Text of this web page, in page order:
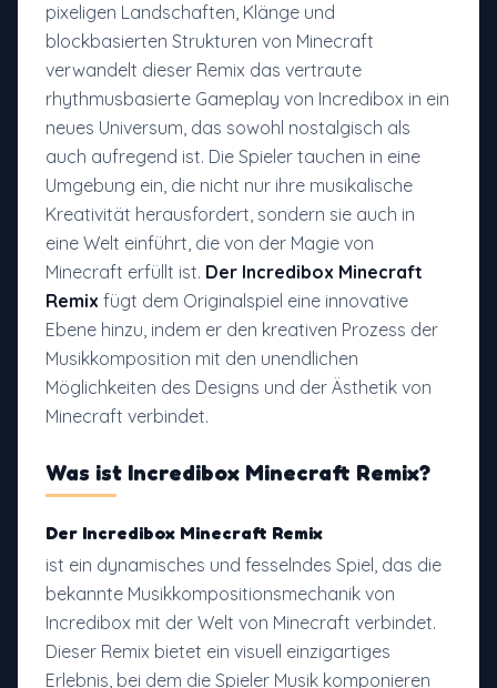
pixeligen Landschaften, Klänge und
blockbasierten Strukturen von Minecraft
verwandelt dieser Remix das vertraute
rhythmusbasierte Gameplay von Incredibox in ein
neues Universum, das sowohl nostalgisch als
auch aufregend ist. Die Spieler tauchen in eine
Umgebung ein, die nicht nur ihre musikalische
Kreativität herausfordert, sondern sie auch in
eine Welt einführt, die von der Magie von
Minecraft erfüllt ist. Der Incredibox Minecraft
Remix fügt dem Originalspiel eine innovative
Ebene hinzu, indem er den kreativen Prozess der
Musikkomposition mit den unendlichen
Möglichkeiten des Designs und der Ästhetik von
Minecraft verbindet.
Was ist Incredibox Minecraft Remix?
Der Incredibox Minecraft Remix
ist ein dynamisches und fesselndes Spiel, das die
bekannte Musikkompositionsmechanik von
Incredibox mit der Welt von Minecraft verbindet.
Dieser Remix bietet ein visuell einzigartiges
Erlebnis, bei dem die Spieler Musik komponieren